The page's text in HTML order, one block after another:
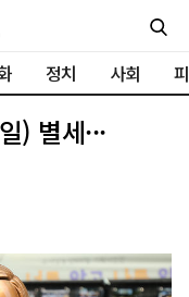
정치 사회
별세···